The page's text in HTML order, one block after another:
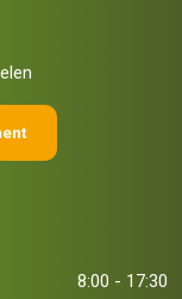
8:00 - 17:30